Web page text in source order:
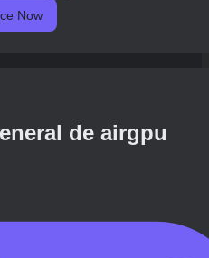
Now
de airgpu